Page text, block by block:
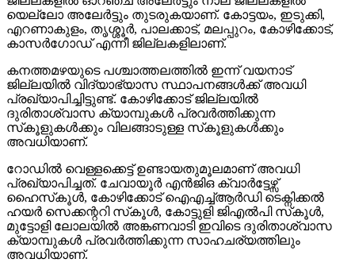
യെല്ലോ അലേര്‍ട്ടും തുടരുകയാണ്. കോട്ടയം, ഇടുക്കി,
എറണാകുളം, തൃശ്ശൂര്‍, പാലക്കാട്, മലപ്പുറം, കോഴിക്കോട്,
കാസര്‍ഗോഡ് എന്നീ ജില്ലകളിലാണ്.
കനത്തമഴയുടെ പശ്ചാത്തലത്തില്‍ ഇന്ന് വയനാട്
ജില്ലയില്‍ വിദ്യാഭ്യാസ സ്ഥാപനങ്ങള്‍ക്ക് അവധി
പ്രഖ്യാപിച്ചിട്ടുണ്ട്. കോഴിക്കോട് ജില്ലയില്‍
ദുരിതാശ്വാസ ക്യാമ്പുകള്‍ പ്രവര്‍ത്തിക്കുന്ന
സ്‌കൂളുകള്‍ക്കും വിലങ്ങാടുള്ള സ്‌കൂളുകള്‍ക്കും
അവധിയാണ്.
റോഡില്‍ വെള്ളക്കെട്ട് ഉണ്ടായതുമൂലമാണ് അവധി
പ്രഖ്യാപിച്ചത്. ചേവായൂര്‍ എന്‍ജിഒ ക്വാര്‍ട്ടേഴ്സ്
ഹൈസ്‌കൂള്‍, കോഴിക്കോട് ഐഎച്ച്ആര്‍ഡി ടെക്നിക്കല്‍
ഹയര്‍ സെക്കന്ററി സ്‌കൂള്‍, കോട്ടുളി ജിഎല്‍പി സ്‌കൂള്‍,
മുട്ടോളി ലോലയില്‍ അങ്കണവാടി ഇവിടെ ദുരിതാശ്വാസ
ക്യാമ്പുകള്‍ പ്രവര്‍ത്തിക്കുന്ന സാഹചര്യത്തിലും
അവധിയാണ്.